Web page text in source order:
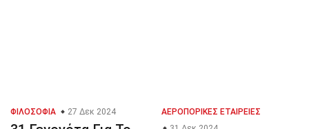
ΦΙΛΟΣΟΦΊΑ 27 Δεκ 2024
ΑΕΡΟΠΟΡΙΚΈΣ ΕΤΑΙΡΕΊΕΣ